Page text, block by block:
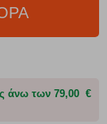
άνω των 79,00 €